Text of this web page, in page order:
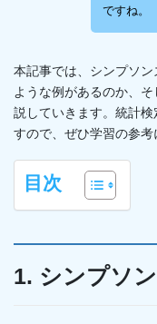
ですね。
本記事では、シンプソ
ような例があるのか、
説していきます。統計
すので、ぜひ学習の参考
目次
1. シンプソ